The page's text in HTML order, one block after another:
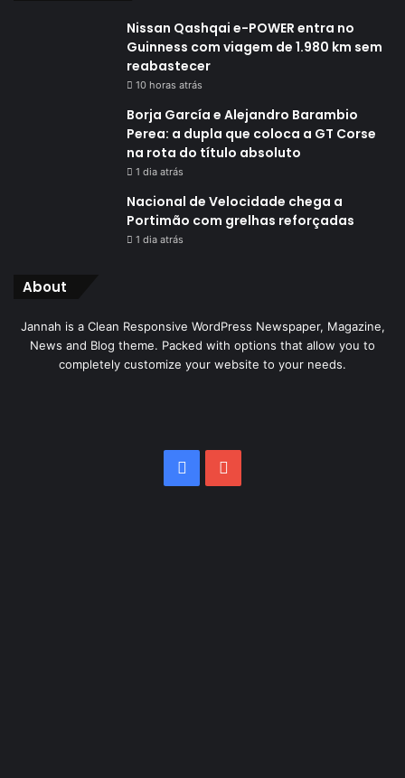
Nissan Qashqai e-POWER entra no
Guinness com viagem de 1.980 km sem
reabastecer
10 horas atrás
Borja García e Alejandro Barambio
Perea: a dupla que coloca a GT Corse
na rota do título absoluto
1 dia atrás
Nacional de Velocidade chega a
Portimão com grelhas reforçadas
1 dia atrás
About
Jannah is a Clean Responsive WordPress Newspaper, Magazine,
News and Blog theme. Packed with options that allow you to
completely customize your website to your needs.
Facebook